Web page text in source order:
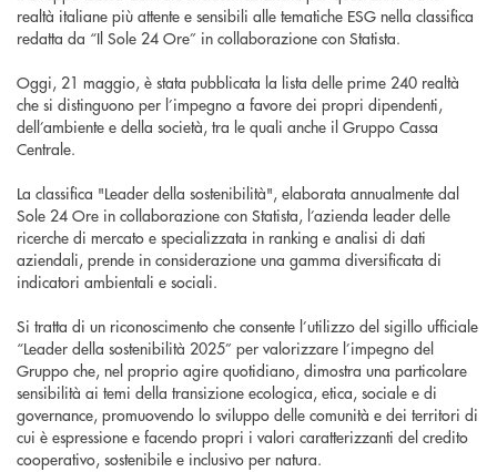
realtà italiane più attente e sensibili alle tematiche ESG nella classifica
redatta da “Il Sole 24 Ore” in collaborazione con Statista.
Oggi, 21 maggio, è stata pubblicata la lista delle prime 240 realtà
che si distinguono per l’impegno a favore dei propri dipendenti,
dell’ambiente e della società, tra le quali anche il Gruppo Cassa
Centrale.
La classifica "Leader della sostenibilità", elaborata annualmente dal
Sole 24 Ore in collaborazione con Statista, l’azienda leader delle
ricerche di mercato e specializzata in ranking e analisi di dati
aziendali, prende in considerazione una gamma diversificata di
indicatori ambientali e sociali.
Si tratta di un riconoscimento che consente l’utilizzo del sigillo ufficiale
“Leader della sostenibilità 2025” per valorizzare l’impegno del
Gruppo che, nel proprio agire quotidiano, dimostra una particolare
sensibilità ai temi della transizione ecologica, etica, sociale e di
governance, promuovendo lo sviluppo delle comunità e dei territori di
cui è espressione e facendo propri i valori caratterizzanti del credito
cooperativo, sostenibile e inclusivo per natura.